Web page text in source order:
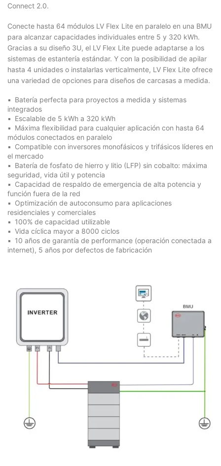
Connect 2.0.
Conecte hasta 64 módulos LV Flex Lite en paralelo en una BMU
para alcanzar capacidades individuales entre 5 y 320 kWh.
Gracias a su diseño 3U, el LV Flex Lite puede adaptarse a los
sistemas de estantería estándar. Y con la posibilidad de apilar
hasta 4 unidades o instalarlas verticalmente, LV Flex Lite ofrece
una variedad de opciones para diseños de carcasas a medida.
Batería perfecta para proyectos a medida y sistemas
integrados
Escalable de 5 kWh a 320 kWh
Máxima flexibilidad para cualquier aplicación con hasta 64
módulos conectados en paralelo
Compatible con inversores monofásicos y trifásicos líderes en
el mercado
Batería de fosfato de hierro y litio (LFP) sin cobalto: máxima
seguridad, vida útil y potencia
Capacidad de respaldo de emergencia de alta potencia y
función fuera de la red
Optimización de autoconsumo para aplicaciones
residenciales y comerciales
100% de capacidad utilizable
Vida cíclica mayor a 8000 ciclos
10 años de garantía de performance (operación conectada a
internet), 5 años por defectos de fabricación